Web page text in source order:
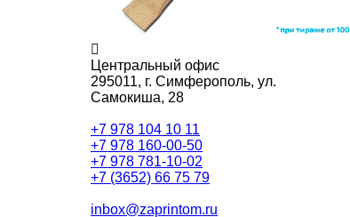
Центральный офис
295011, г. Симферополь, ул.
Самокиша, 28
+7 978 104 10 11
+7 978 160-00-50
+7 978 781-10-02
+7 (3652) 66 75 79
inbox@zaprintom.ru